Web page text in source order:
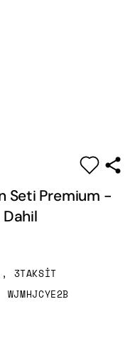
Seti Premium -
Dahil
, 3TAKSIT
WJMHJCYE2B